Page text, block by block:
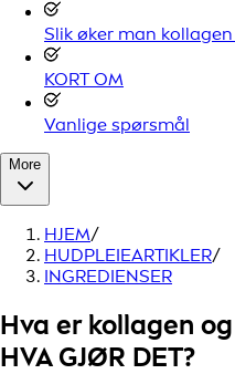
Slik øker man
KORT OM
Vanlige spørsmål
More
HJEM/
HUDPLEIEARTIKLER/
INGREDIENSER
Hva er kollagen og
HVA GJØR DET?